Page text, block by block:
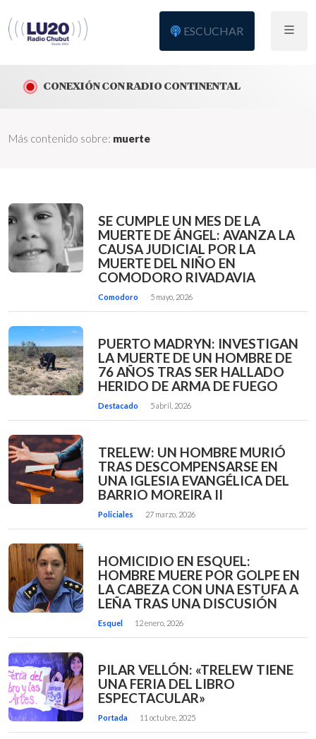
ESCUCHAR
CONEXIÓN CON RADIO CONTINENTAL
Más contenido sobre: muerte
SE CUMPLE UN MES DE LA
MUERTE DE ÁNGEL: AVANZA LA
CAUSA JUDICIAL POR LA
MUERTE DEL NIÑO EN
COMODORO RIVADAVIA
Comodoro 5 mayo, 2026
PUERTO MADRYN: INVESTIGAN
LA MUERTE DE UN HOMBRE DE
76 AÑOS TRAS SER HALLADO
HERIDO DE ARMA DE FUEGO
Destacado 5 abril, 2026
TRELEW: UN HOMBRE MURIÓ
TRAS DESCOMPENSARSE EN
UNA IGLESIA EVANGÉLICA DEL
BARRIO MOREIRA II
Policiales 27 marzo, 2026
HOMICIDIO EN ESQUEL:
HOMBRE MUERE POR GOLPE EN
LA CABEZA CON UNA ESTUFA A
LEÑA TRAS UNA DISCUSIÓN
Esquel 12 enero, 2026
PILAR VELLÓN: «TRELEW TIENE
UNA FERIA DEL LIBRO
ESPECTACULAR»
Portada 11 octubre, 2025